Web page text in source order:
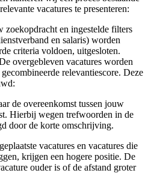
vacatures te presenteren:
en ingestelde filters
en salaris) worden
criteria voldoen, uitgesloten.
overgebleven vacatures worden
relevantiescore. Deze
de overeenkomst tussen jouw
Hierbij wegen trefwoorden in de
door de korte omschrijving.
vacatures en vacatures die
krijgen een hogere positie. De
ouder is of de afstand groter